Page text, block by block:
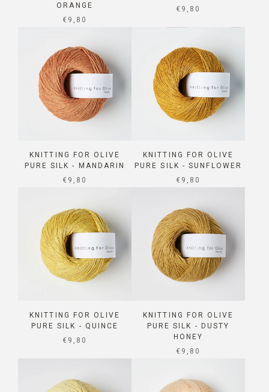
ORANGE
SALE PRICE
€9,80
SALE PRICE
€9,80
KNITTING FOR OLIVE
PURE SILK - MANDARIN
SALE PRICE
€9,80
KNITTING FOR OLIVE
PURE SILK - SUNFLOWER
SALE PRICE
€9,80
KNITTING FOR OLIVE
PURE SILK - QUINCE
SALE PRICE
€9,80
KNITTING FOR OLIVE
PURE SILK - DUSTY
HONEY
SALE PRICE
€9,80